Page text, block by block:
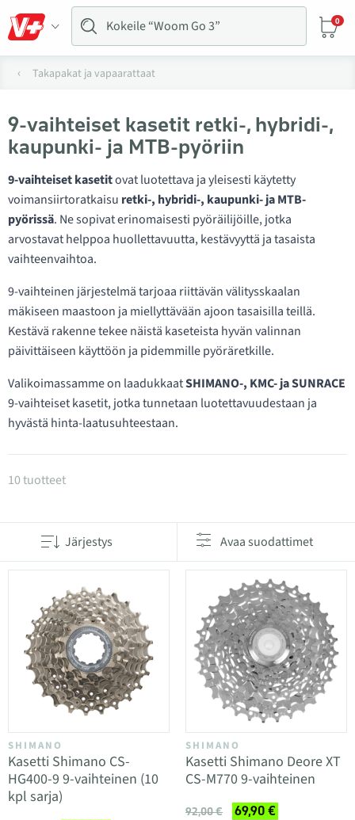
0
Takapakat ja vapaarattaat
9-vaihteiset kasetit retki-, hybridi-,
kaupunki- ja MTB-pyöriin
9-vaihteiset kasetitovat luotettava ja yleisesti käytetty
voimansiirtoratkaisu retki-, hybridi-, kaupunki- ja MTB-
pyörissä. Ne sopivat erinomaisesti pyöräilijöille, jotka
arvostavat helppoa huollettavuutta, kestävyyttä ja tasaista
vaihteenvaihtoa.
9-vaihteinen järjestelmä tarjoaa riittävän välitysskaalan
mäkiseen maastoon ja miellyttävään ajoon tasaisilla teillä.
Kestävä rakenne tekee näistä kaseteista hyvän valinnan
päivittäiseen käyttöön ja pidemmille pyöräretkille.
Valikoimassamme on laadukkaatSHIMANO-, KMC- ja SUNRACE
9-vaihteiset kasetit, jotka tunnetaan luotettavuudestaan ja
hyvästä hinta-laatusuhteestaan.
Tuotteet kategoriassa Takapakat 9-vaihteiset
10 tuotteet
Järjestys Avaa suodattimet
SHIMANO
Kasetti Shimano CS-
HG400-9 9-vaihteinen (10
kpl sarja)
SHIMANO
Kasetti Shimano Deore XT
CS-M770 9-vaihteinen
92,00 € 69,90 €